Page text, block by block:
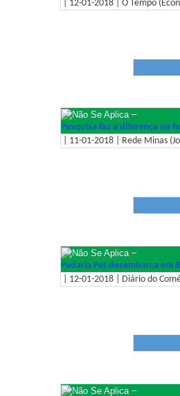
| 12-01-2018 | O Tempo
–
Pesquisa faz a diferença na
| 11-01-2018 | Rede Minas
–
Padaria Pet desembarca em
| 12-01-2018 | Diário do
–